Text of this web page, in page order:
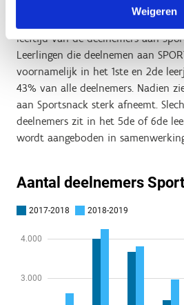
Weigeren
Onderstaande figuur geeft een
leeftijd van de deelnemers aan
Leerlingen die deelnemen aan
voornamelijk in het 1ste en 2de
43% van alle deelnemers. Nadien
aan Sportsnack sterk afneemt.
deelnemers zit in het 5de of 6de
wordt aangeboden in